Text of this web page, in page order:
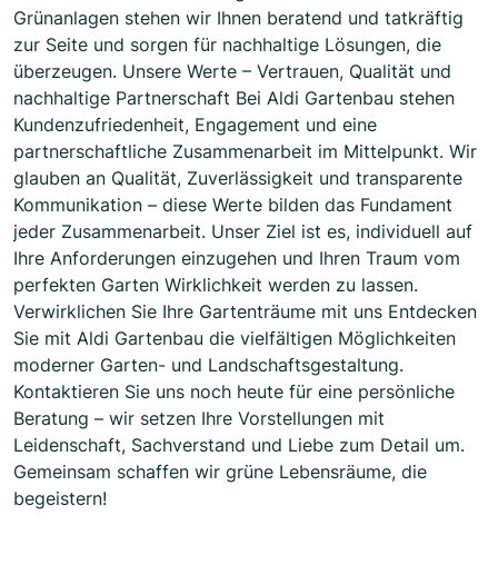
Grünanlagen stehen wir Ihnen beratend und tatkräftig
zur Seite und sorgen für nachhaltige Lösungen, die
überzeugen. Unsere Werte – Vertrauen, Qualität und
nachhaltige Partnerschaft Bei Aldi Gartenbau stehen
Kundenzufriedenheit, Engagement und eine
partnerschaftliche Zusammenarbeit im Mittelpunkt. Wir
glauben an Qualität, Zuverlässigkeit und transparente
Kommunikation – diese Werte bilden das Fundament
jeder Zusammenarbeit. Unser Ziel ist es, individuell auf
Ihre Anforderungen einzugehen und Ihren Traum vom
perfekten Garten Wirklichkeit werden zu lassen.
Verwirklichen Sie Ihre Gartenträume mit uns Entdecken
Sie mit Aldi Gartenbau die vielfältigen Möglichkeiten
moderner Garten- und Landschaftsgestaltung.
Kontaktieren Sie uns noch heute für eine persönliche
Beratung – wir setzen Ihre Vorstellungen mit
Leidenschaft, Sachverstand und Liebe zum Detail um.
Gemeinsam schaffen wir grüne Lebensräume, die
begeistern!